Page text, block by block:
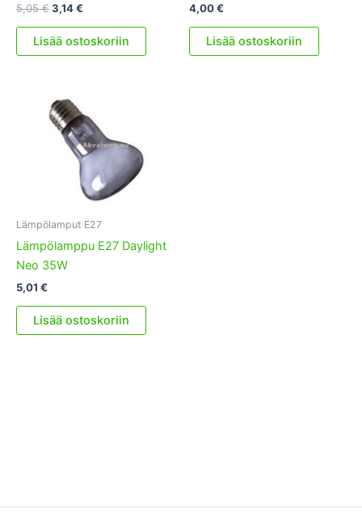
5,05€Alkuperäinen
oli:
5,05 €.
3,14€
on:
3,14 €.
Lisää ostoskoriin
4,00€
Lisää ostoskoriin
Lämpölamput E27
Lämpölamppu E27 Daylight
Neo 35W
5,01 €
Lisää ostoskoriin